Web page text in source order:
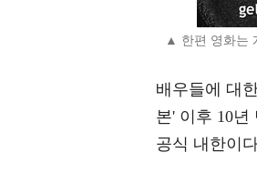
▲ 한편 영화는
배우들에 대
본' 이후 10
공식 내한이